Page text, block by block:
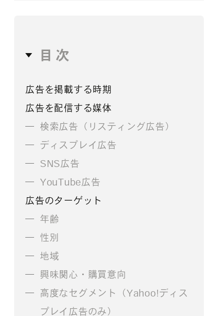
目次
広告を掲載する時期
広告を配信する媒体
検索広告（リスティング広告）
ディスプレイ広告
SNS広告
YouTube広告
広告のターゲット
年齢
性別
地域
興味関心・購買意向
高度なセグメント（Yahoo!ディス
プレイ広告のみ）